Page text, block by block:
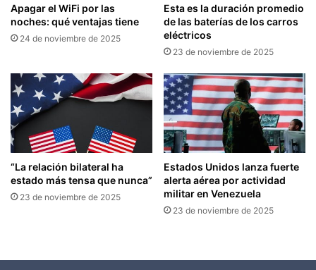
Apagar el WiFi por las
noches: qué ventajas tiene
24 de noviembre de 2025
Esta es la duración promedio
de las baterías de los carros
eléctricos
23 de noviembre de 2025
“La relación bilateral ha
estado más tensa que nunca”
23 de noviembre de 2025
Estados Unidos lanza fuerte
alerta aérea por actividad
militar en Venezuela
23 de noviembre de 2025